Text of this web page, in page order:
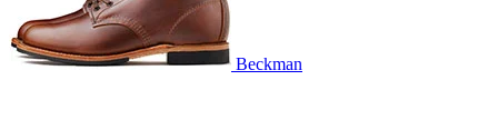
Beckman